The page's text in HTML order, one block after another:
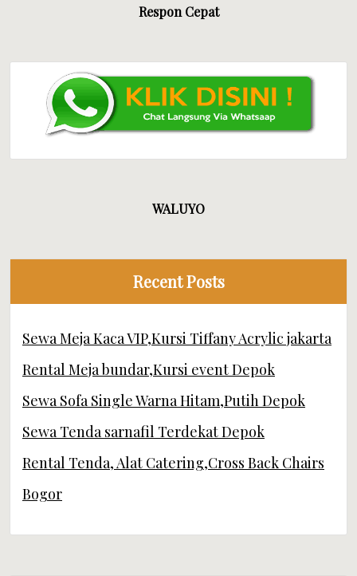
Respon Cepat
WALUYO
Recent Posts
Sewa Meja Kaca VIP,Kursi Tiffany Acrylic jakarta
Rental Meja bundar,Kursi event Depok
Sewa Sofa Single Warna Hitam,Putih Depok
Sewa Tenda sarnafil Terdekat Depok
Rental Tenda, Alat Catering,Cross Back Chairs
Bogor